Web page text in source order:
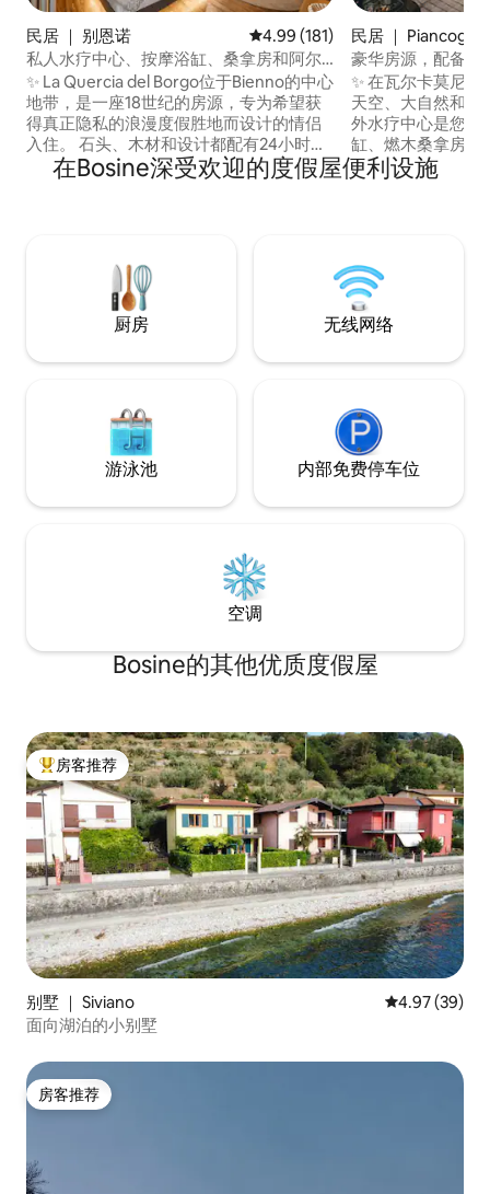
民居 ｜ 别恩诺 平均评分 4.99 分（满分 5 分），
4.99 (181)
私人水疗中心、按摩浴缸、桑拿房和阿尔
卑斯山景观的豪华住宅
✨ La Quercia del Borgo位于Bienno的中心
地带，是一座18世纪的房源，专为希望获
得真正隐私的浪漫度假胜地而设计的情侣
入住。 石头、木材和设计都配有24小时私
人水疗中心，配有按摩浴池、芬兰桑拿房
和高山景观。 带🛏️ 独立浴室的加大双人床
健康周末：正宗的村庄，都是您的水疗中
民居 ｜ Piancogno
豪华房源，配备浴
于山区
✨ 在瓦尔卡莫尼
天空、大自然和
外水疗中心是您的
缸、燃木桑拿房和
特大床套房 + 双
可欣赏山谷美景，
眼前，时间为您放
在Bosine深受欢迎的度假屋便利设施
厨房 无线网络
游泳池 内部免费停车位
空调
Bosine的其他优质度假屋
热门「房客推荐」
房客推荐
别墅 ｜ Siviano 平均评分
4.97 (39)
面向湖泊的小别墅
房客推荐
房客推荐